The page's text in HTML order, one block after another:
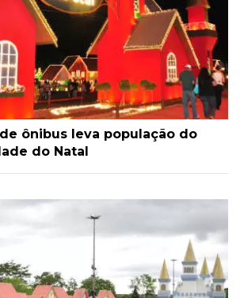
ônibus leva população do
do Natal